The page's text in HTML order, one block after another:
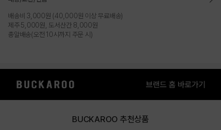
배송비 3,000원 (40,000원 이상 무료배송)
제주 5,000원, 도서산간 8,000원
총알배송(오전 10시까지 주문 시)
BUCKAROO 추천상품